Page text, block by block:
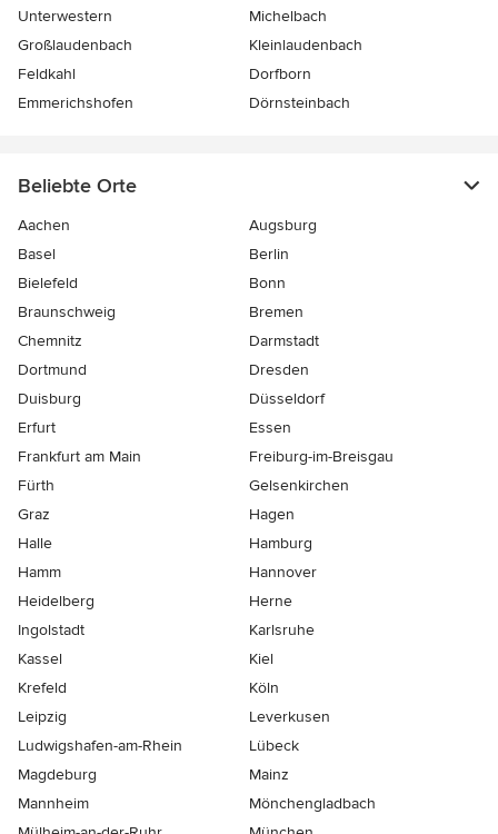
Unterwestern
Michelbach
Großlaudenbach
Kleinlaudenbach
Feldkahl
Dorfborn
Emmerichshofen
Dörnsteinbach
Beliebte Orte
Aachen
Augsburg
Basel
Berlin
Bielefeld
Bonn
Braunschweig
Bremen
Chemnitz
Darmstadt
Dortmund
Dresden
Duisburg
Düsseldorf
Erfurt
Essen
Frankfurt am Main
Freiburg-im-Breisgau
Fürth
Gelsenkirchen
Graz
Hagen
Halle
Hamburg
Hamm
Hannover
Heidelberg
Herne
Ingolstadt
Karlsruhe
Kassel
Kiel
Krefeld
Köln
Leipzig
Leverkusen
Ludwigshafen-am-Rhein
Lübeck
Magdeburg
Mainz
Mannheim
Mönchen­gladbach